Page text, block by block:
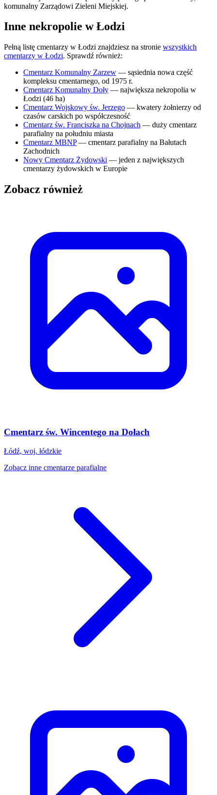
komunalny Zarządowi Zieleni Miejskiej.
Inne nekropolie w Łodzi
Pełną listę cmentarzy w Łodzi znajdziesz na stronie wszystkich
cmentarzy w Łodzi. Sprawdź również:
Cmentarz Komunalny Zarzew — sąsiednia nowa część
kompleksu cmentarnego, od 1975 r.
Cmentarz Komunalny Doły — największa nekropolia w
Łodzi (46 ha)
Cmentarz Wojskowy św. Jerzego — kwatery żołnierzy od
czasów carskich po współczesność
Cmentarz św. Franciszka na Chojnach — duży cmentarz
parafialny na południu miasta
Cmentarz MBNP— cmentarz parafialny na Bałutach
Zachodnich
Nowy Cmentarz Żydowski — jeden z największych
cmentarzy żydowskich w Europie
Zobacz również
Cmentarz św. Wincentego na Dołach
Łódź, woj. łódzkie
Zobacz inne cmentarze parafialne